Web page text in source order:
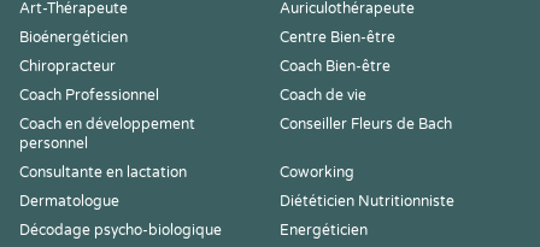
Art-Thérapeute
Auriculothérapeute
Bioénergéticien
Centre Bien-être
Chiropracteur
Coach Bien-être
Coach Professionnel
Coach de vie
Coach en développement
personnel
Conseiller Fleurs de Bach
Consultante en lactation
Coworking
Dermatologue
Diététicien Nutritionniste
Décodage psycho-biologique
Energéticien